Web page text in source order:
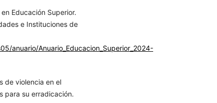
Educación Superior.
e Instituciones de
anuario/Anuario_Educacion_Superior_2024-
de violencia en el
para su erradicación.